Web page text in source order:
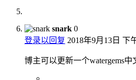
snark 0
登录以回复 2018年9月13日 下
博主可以更新一个watergems中